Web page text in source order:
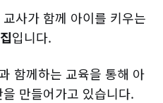
사가 함께 아이를 키우는
입니다.
함께하는 교육을 통해 아
만들어가고 있습니다.